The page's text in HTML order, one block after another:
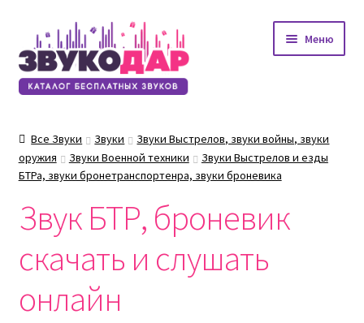
Перейти
к
навигации
Перейти
к
содержимому
Меню
Все Звуки Звуки
Звуки Выстрелов, звуки войны, звуки
оружия
Звуки Военной техники
Звуки Выстрелов и езды
БТРа, звуки бронетранспортенра, звуки броневика
Звук БТР, броневик
скачать и слушать
онлайн